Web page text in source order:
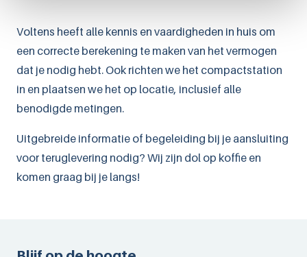
Voltens heeft alle kennis en vaardigheden in huis om
een correcte berekening te maken van het vermogen
dat je nodig hebt. Ook richten we het compactstation
in en plaatsen we het op locatie, inclusief alle
benodigde metingen.
Uitgebreide informatie of begeleiding bij je aansluiting
voor teruglevering nodig? Wij zijn dol op koffie en
komen graag bij je langs!